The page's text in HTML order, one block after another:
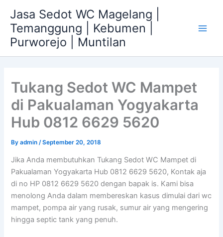
content
Jasa Sedot WC Magelang |
Temanggung | Kebumen |
Purworejo | Muntilan
Tukang Sedot WC Mampet
di Pakualaman Yogyakarta
Hub 0812 6629 5620
Byadmin/September 20, 2018
Jika Anda membutuhkan Tukang Sedot WC Mampet di
Pakualaman Yogyakarta Hub 0812 6629 5620, Kontak aja
di no HP 0812 6629 5620 dengan bapak is. Kami bisa
menolong Anda dalam membereskan kasus dimulai dari wc
mampet, pompa air yang rusak, sumur air yang mengering
hingga septic tank yang penuh.